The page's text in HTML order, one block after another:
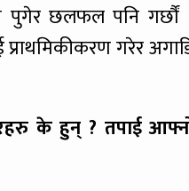
छलफल पनि गर्छौं
गरेर
के हुन् ? तपाई